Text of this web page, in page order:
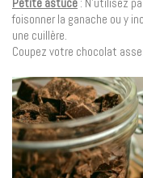
foisonner la ganache ou y
une cuillère.
Coupez votre chocolat